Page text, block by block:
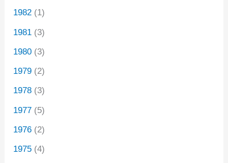
1982 (1)
1981 (3)
1980 (3)
1979 (2)
1978 (3)
1977 (5)
1976 (2)
1975 (4)